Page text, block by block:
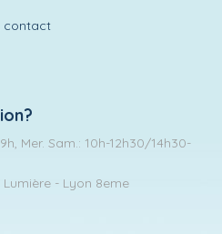
contact
Mer. Sam.: 10h-12h30/14h30-
- Lyon 8eme